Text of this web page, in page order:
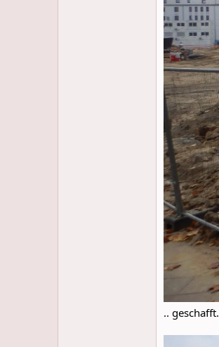
.. geschafft.